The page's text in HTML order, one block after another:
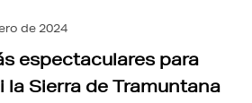
de 2024
espectaculares para
la Sierra de Tramuntana